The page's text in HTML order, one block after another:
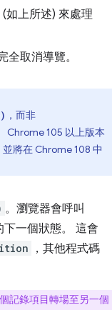
(如上所述) 來處理
全取消導覽。
，而非
Chrome 105 以上版本
將在 Chrome 108 中
。瀏覽器會呼叫
一個狀態。 這會
，其他程式碼
記錄項目轉場至另一個